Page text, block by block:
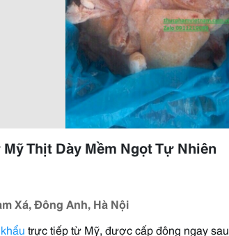
Thịt Dày Mềm Ngọt Tự Nhiên
Xá, Đông Anh, Hà Nội
trực tiếp từ Mỹ, được cấp đông ngay